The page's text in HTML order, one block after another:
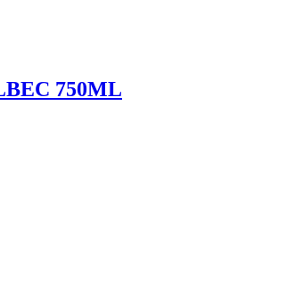
750ML